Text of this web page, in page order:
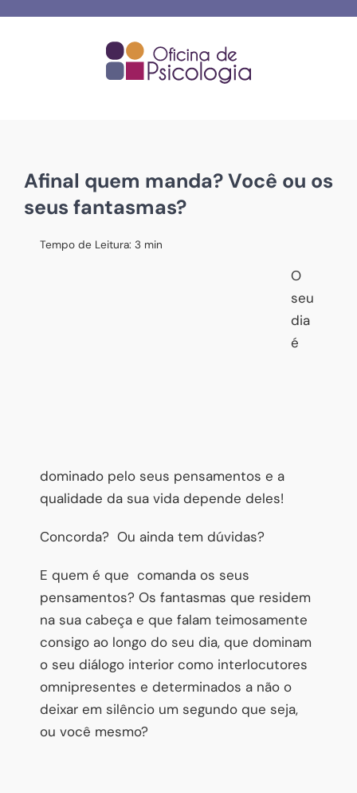
Afinal quem manda? Você ou os
seus fantasmas?
Tempo de Leitura: 3 min
O
seu
dia
é
dominado pelo seus pensamentos e a
qualidade da sua vida depende deles!
Concorda? Ou ainda tem dúvidas?
E quem é que comanda os seus
pensamentos? Os fantasmas que residem
na sua cabeça e que falam teimosamente
consigo ao longo do seu dia, que dominam
o seu diálogo interior como interlocutores
omnipresentes e determinados a não o
deixar em silêncio um segundo que seja,
ou você mesmo?